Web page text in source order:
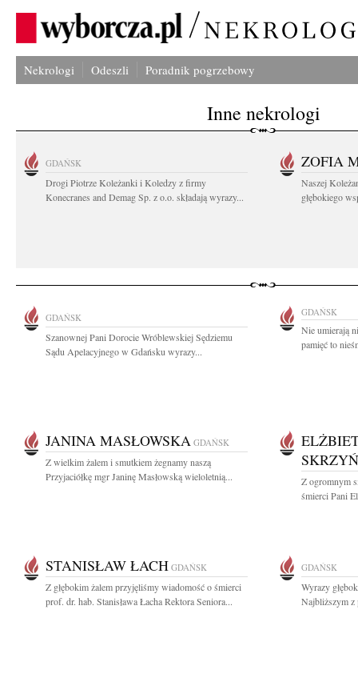
Nekrologi Odeszli Poradnik pogrzebowy
Inne nekrologi
GDAŃSK
Drogi Piotrze Koleżanki i Koledzy z firmy
Konecranes and Demag Sp. z o.o. składają wyrazy...
ZOFIA
Naszej
głębokiego
GDAŃSK
Szanownej Pani Dorocie Wróblewskiej Sędziemu
Sądu Apelacyjnego w Gdańsku wyrazy...
GDAŃSK
Nie umierają
pamięć to
JANINA MASŁOWSKA GDAŃSK
Z wielkim żalem i smutkiem żegnamy naszą
Przyjaciółkę mgr Janinę Masłowską wieloletnią...
Z ogromnym
śmierci Pani
STANISŁAW ŁACH GDAŃSK
Z głębokim żalem przyjęliśmy wiadomość o śmierci
prof. dr. hab. Stanisława Łacha Rektora Seniora...
GDAŃSK
Wyrazy
Najbliższym z